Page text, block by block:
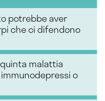
potrebbe aver
che ci difendono
malattia
o